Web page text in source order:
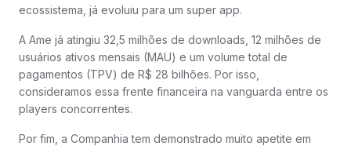
ecossistema, já evoluiu para um super app.
A Ame já atingiu 32,5 milhões de downloads, 12 milhões de
usuários ativos mensais (MAU) e um volume total de
pagamentos (TPV) de R$ 28 bilhões. Por isso,
consideramos essa frente financeira na vanguarda entre os
players concorrentes.
Por fim, a Companhia tem demonstrado muito apetite em